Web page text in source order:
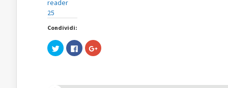
Condividi:
Fai
clic
Fai
clic
Fai
clic